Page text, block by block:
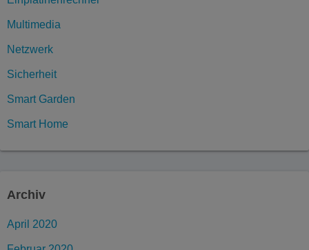
Multimedia
Netzwerk
Sicherheit
Smart Garden
Smart Home
Archiv
April 2020